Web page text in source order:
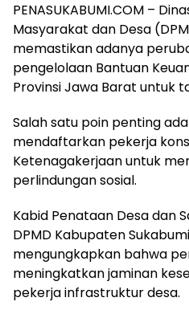
PENASUKABUMI.COM –
Masyarakat dan Desa
memastikan adanya
pengelolaan Bantuan
Provinsi Jawa Barat untuk
Salah satu poin penting
mendaftarkan pekerja
Ketenagakerjaan untuk
perlindungan sosial.
Kabid Penataan Desa dan
DPMD Kabupaten
mengungkapkan bahwa
meningkatkan jaminan
pekerja infrastruktur desa.